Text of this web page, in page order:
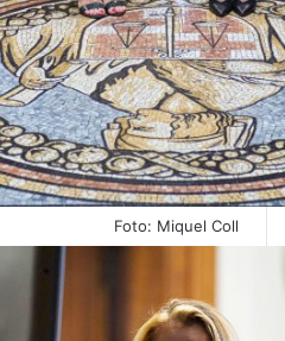
Foto: Miquel Coll